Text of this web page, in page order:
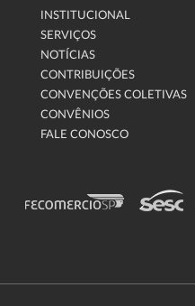
INSTITUCIONAL
SERVIÇOS
NOTÍCIAS
CONTRIBUIÇÕES
CONVENÇÕES COLETIVAS
CONVÊNIOS
FALE CONOSCO